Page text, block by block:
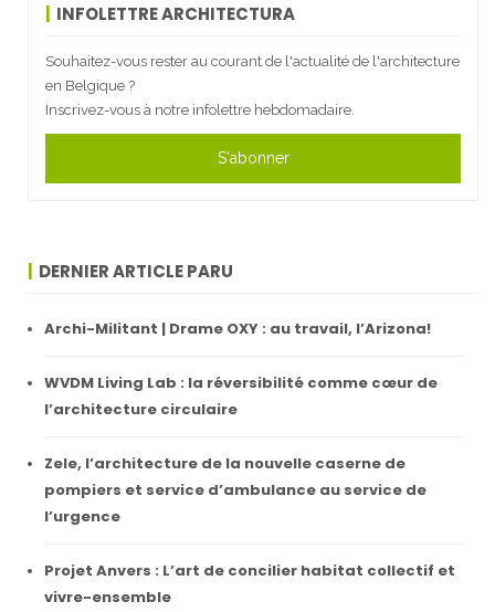
INFOLETTRE ARCHITECTURA
Souhaitez-vous rester au courant de l'actualité de l'architecture
en Belgique ?
Inscrivez-vous à notre infolettre hebdomadaire.
S'abonner
DERNIER ARTICLE PARU
Archi-Militant | Drame OXY : au travail, l’Arizona!
WVDM Living Lab : la réversibilité comme cœur de
l’architecture circulaire
Zele, l’architecture de la nouvelle caserne de
pompiers et service d’ambulance au service de
l’urgence
Projet Anvers : L’art de concilier habitat collectif et
vivre-ensemble